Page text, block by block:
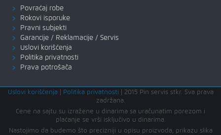
Povraćaj robe
Rokovi isporuke
Pravni subjekti
Garancije / Reklamacije / Servis
Uslovi korišćenja
Politika privatnosti
Prava potrošača
Uslovi korišćenja| Politika privatnosti
2015 Pin servis stkr. Sva prava
zadržana.
Cene na sajtu su izražene u dinarima sa uračunatim porezom i
plaćanje se vrši isključivo u dinarima.
Nastojimo da budemo što precizniji u opisu proizvoda, prikazu slika